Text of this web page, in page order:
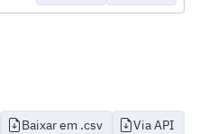
Baixar em .csv Via API